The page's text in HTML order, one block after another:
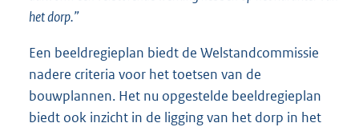
:het dorp.”
Een beeldregieplan biedt de Welstandcommissie
nadere criteria voor het toetsen van de
bouwplannen. Het nu opgestelde beeldregieplan
biedt ook inzicht in de ligging van het dorp in het